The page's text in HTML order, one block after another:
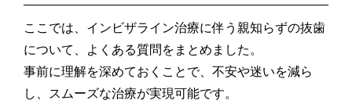
ここでは、インビザライン治療に伴う親知らずの抜歯
について、よくある質問をまとめました。
事前に理解を深めておくことで、不安や迷いを減ら
し、スムーズな治療が実現可能です。